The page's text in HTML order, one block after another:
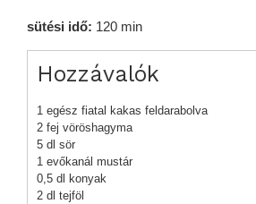
sütési idő: 120 min
Hozzávalók
1 egész fiatal kakas feldarabolva
2 fej vöröshagyma
5 dl sör
1 evőkanál mustár
0,5 dl konyak
2 dl tejföl